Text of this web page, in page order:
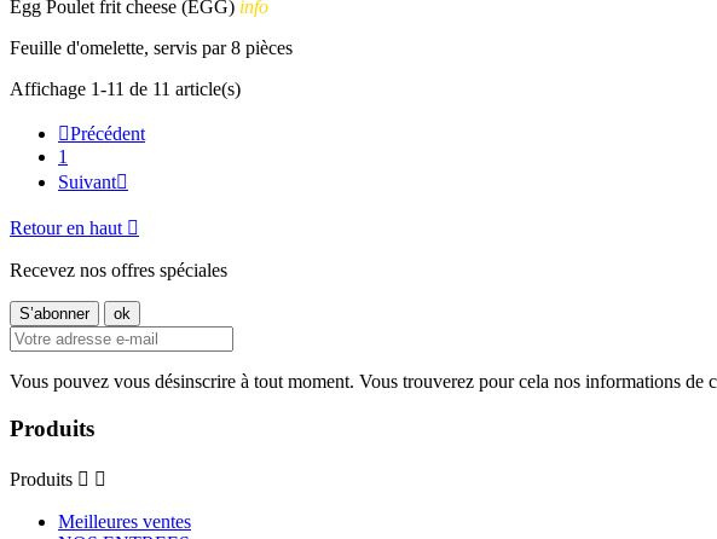
Egg Poulet frit cheese (EGG) info
Feuille d'omelette, servis par 8 pièces
Affichage 1-11 de 11 article(s)
Précédent
1
Suivant
Retour en haut 
Recevez nos offres spéciales
Vous pouvez vous désinscrire à tout moment. Vous trouverez pour cela nos informations de
Produits
Produits  
Meilleures ventes